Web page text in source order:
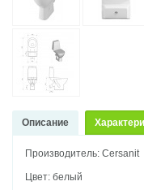
Описание
Производитель: Cersanit
Цвет: белый